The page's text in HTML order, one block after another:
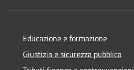
Educazione e formazione
Giustizia e sicurezza pubblica